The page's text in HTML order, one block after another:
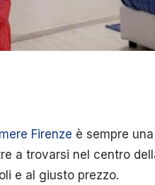
Firenze è sempre
a trovarsi nel centro
e al giusto prezzo.